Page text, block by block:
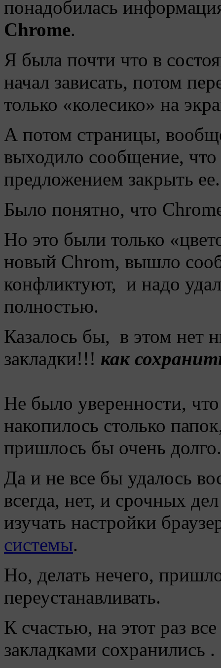
понадобилась
Chrome.
Я была почти что в
начал зависать, потом
только «колесико» на
А потом страницы,
выходило сообщение, что
предложением закрыть ее.
Было понятно, что
Но это были только
новый Chrom, вышло
конфликтуют, и надо
полностью.
Казалось бы, в этом нет
закладки!!! как
Не было уверенности,
накопилось столько
пришлось бы очень долго.
Да и не все бы удалось
всегда, нет, и срочных
изучать настройки
системы.
Но, делать нечего,
переустанавливать.
К счастью, на этот раз
закладками сохранились .